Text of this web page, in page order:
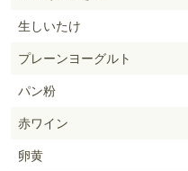
生しいたけ
プレーンヨーグルト
パン粉
赤ワイン
卵黄